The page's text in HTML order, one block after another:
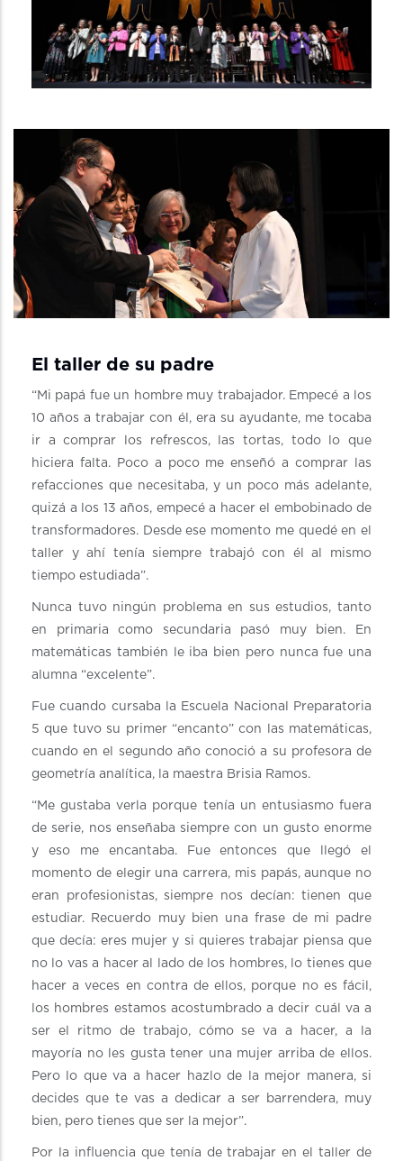
El taller de su padre
“Mi papá fue un hombre muy trabajador. Empecé a los
10 años a trabajar con él, era su ayudante, me tocaba
ir a comprar los refrescos, las tortas, todo lo que
hiciera falta. Poco a poco me enseñó a comprar las
refacciones que necesitaba, y un poco más adelante,
quizá a los 13 años, empecé a hacer el embobinado de
transformadores. Desde ese momento me quedé en el
taller y ahí tenía siempre trabajó con él al mismo
tiempo estudiada”.
Nunca tuvo ningún problema en sus estudios, tanto
en primaria como secundaria pasó muy bien. En
matemáticas también le iba bien pero nunca fue una
alumna “excelente”.
Fue cuando cursaba la Escuela Nacional Preparatoria
5 que tuvo su primer “encanto” con las matemáticas,
cuando en el segundo año conoció a su profesora de
geometría analítica, la maestra Brisia Ramos.
“Me gustaba verla porque tenía un entusiasmo fuera
de serie, nos enseñaba siempre con un gusto enorme
y eso me encantaba. Fue entonces que llegó el
momento de elegir una carrera, mis papás, aunque no
eran profesionistas, siempre nos decían: tienen que
estudiar. Recuerdo muy bien una frase de mi padre
que decía: eres mujer y si quieres trabajar piensa que
no lo vas a hacer al lado de los hombres, lo tienes que
hacer a veces en contra de ellos, porque no es fácil,
los hombres estamos acostumbrado a decir cuál va a
ser el ritmo de trabajo, cómo se va a hacer, a la
mayoría no les gusta tener una mujer arriba de ellos.
Pero lo que va a hacer hazlo de la mejor manera, si
decides que te vas a dedicar a ser barrendera, muy
bien, pero tienes que ser la mejor”.
Por la influencia que tenía de trabajar en el taller de